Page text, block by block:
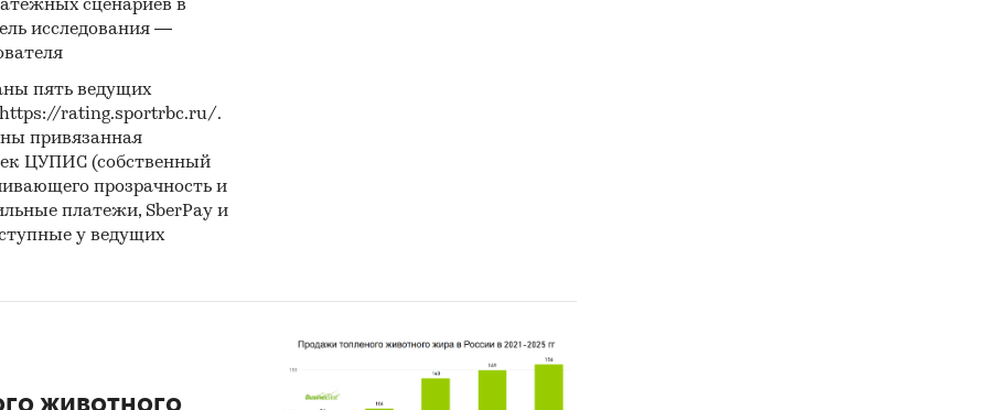
техника
сценариев в
исследования —
пять ведущих
https://rating.sportrbc.ru/.
привязанная
ЦУПИС (собственный
прозрачность и
платежи, SberPay и
у ведущих
животного